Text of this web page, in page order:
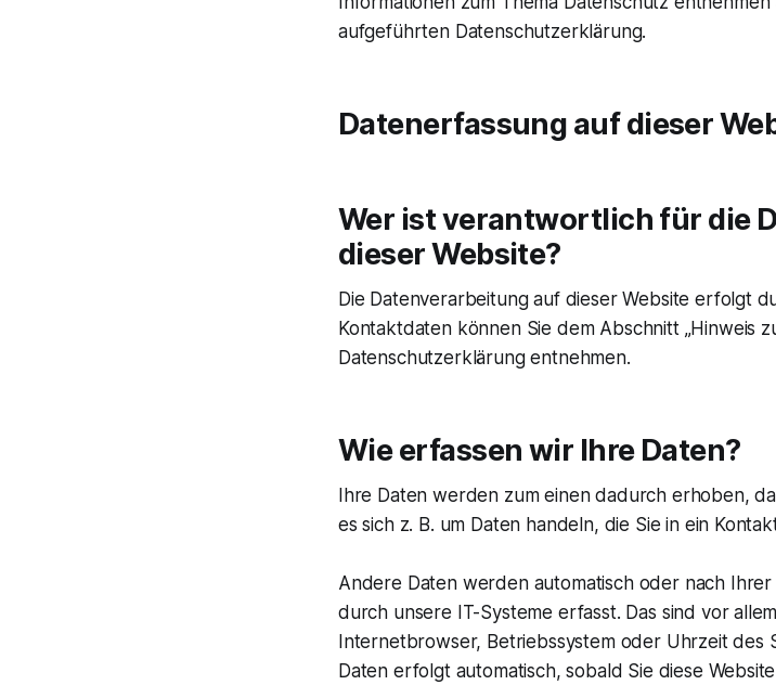
aufgeführten Datenschutzerklärung.
Datenerfassung auf dieser
Wer ist verantwortlich für die
dieser Website?
Die Datenverarbeitung auf dieser Website erfolgt
Kontaktdaten können Sie dem Abschnitt „Hinweis
Datenschutzerklärung entnehmen.
Wie erfassen wir Ihre Daten?
Ihre Daten werden zum einen dadurch erhoben,
es sich z. B. um Daten handeln, die Sie in ein
​Andere Daten werden automatisch oder nach
durch unsere IT-Systeme erfasst. Das sind vor
Internetbrowser, Betriebssystem oder Uhrzeit des
Daten erfolgt automatisch, sobald Sie diese